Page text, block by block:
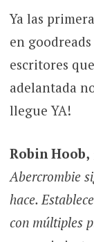
Ya las
en
escritores
adelantada
llegue YA!
Robin Hoob,
Abercrombie
hace.
con múltiples